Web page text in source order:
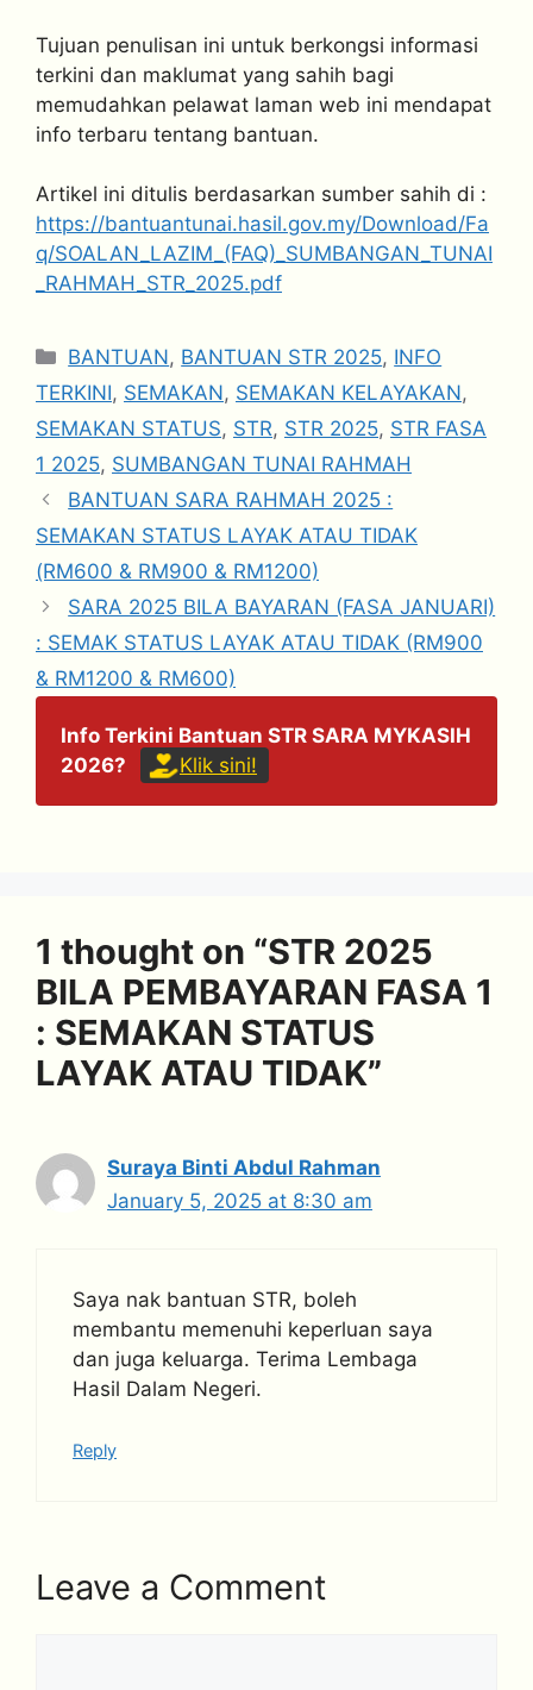
Tujuan penulisan ini untuk berkongsi informasi
terkini dan maklumat yang sahih bagi
memudahkan pelawat laman web ini mendapat
info terbaru tentang bantuan.
Artikel ini ditulis berdasarkan sumber sahih di :
https://bantuantunai.hasil.gov.my/Download/Fa
q/SOALAN_LAZIM_(FAQ)_SUMBANGAN_TUNAI
_RAHMAH_STR_2025.pdf
Categories
BANTUAN, BANTUAN STR 2025, INFO
TERKINI, SEMAKAN, SEMAKAN KELAYAKAN,
SEMAKAN STATUS, STR, STR 2025, STR FASA
1 2025, SUMBANGAN TUNAI RAHMAH
BANTUAN SARA RAHMAH 2025 :
SEMAKAN STATUS LAYAK ATAU TIDAK
(RM600 & RM900 & RM1200)
SARA 2025 BILA BAYARAN (FASA JANUARI)
: SEMAK STATUS LAYAK ATAU TIDAK (RM900
& RM1200 & RM600)
Info Terkini Bantuan STR SARA MYKASIH
2026?
Klik sini!
1 thought on “STR 2025
BILA PEMBAYARAN FASA 1
: SEMAKAN STATUS
LAYAK ATAU TIDAK”
Suraya Binti Abdul Rahman
January 5, 2025 at 8:30 am
Saya nak bantuan STR, boleh
membantu memenuhi keperluan saya
dan juga keluarga. Terima Lembaga
Hasil Dalam Negeri.
Reply
Leave a Comment